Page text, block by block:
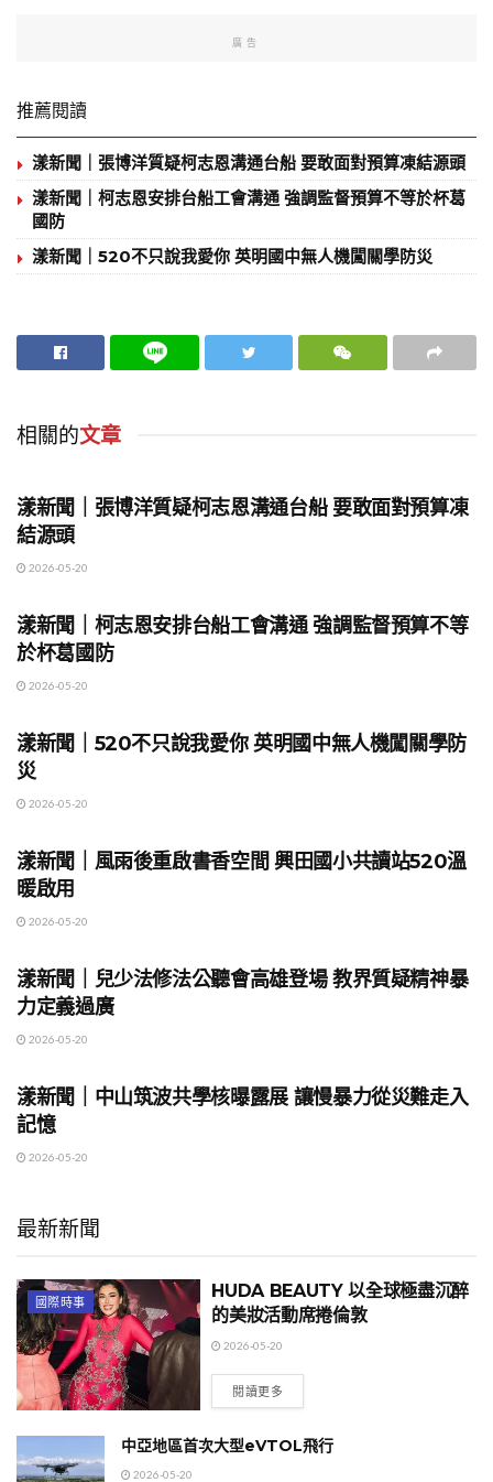
廣告
推薦閱讀
漾新聞｜張博洋質疑柯志恩溝通台船 要敢面對預算凍結源頭
漾新聞｜柯志恩安排台船工會溝通 強調監督預算不等於杯葛
國防
漾新聞｜520不只說我愛你 英明國中無人機闖關學防災
相關的文章
漾新聞｜張博洋質疑柯志恩溝通台船 要敢面對預算凍
結源頭
2026-05-20
漾新聞｜柯志恩安排台船工會溝通 強調監督預算不等
於杯葛國防
2026-05-20
漾新聞｜520不只說我愛你 英明國中無人機闖關學防
災
2026-05-20
漾新聞｜風雨後重啟書香空間 興田國小共讀站520溫
暖啟用
2026-05-20
漾新聞｜兒少法修法公聽會高雄登場 教界質疑精神暴
力定義過廣
2026-05-20
漾新聞｜中山筑波共學核曝露展 讓慢暴力從災難走入
記憶
2026-05-20
最新新聞
國際時事
HUDA BEAUTY 以全球極盡沉醉
的美妝活動席捲倫敦
2026-05-20
閱讀更多
中亞地區首次大型eVTOL飛行
2026-05-20